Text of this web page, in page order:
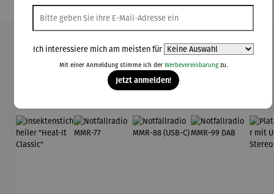
Produktgalerie überspringen
Topseller aus der Kategorie Technik
Ich interessiere mich am meisten für
Mit einer Anmeldung stimme ich der Werbevereinbarungzu.
Jetzt anmelden!